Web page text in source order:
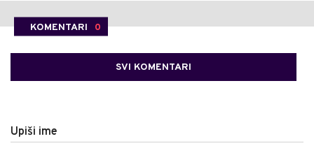
KOMENTARI 0
SVI KOMENTARI
Upiši ime